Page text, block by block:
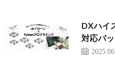
DXハイ
対応パ